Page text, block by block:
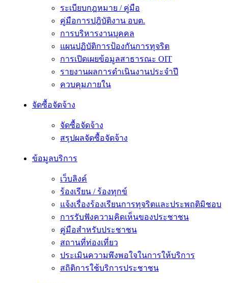
ระเบียบกฎหมาย / คู่มือ
คู่มือการปฎิบัติงาน อบต.
การบริหารงานบุคคล
แผนปฏิบัติการป้องกันการทุจริต
การเปิดเผยข้อมูลสาธารณะ OIT
รายงานผลการดำเนินงานประจำปี
ควบคุมภายใน
จัดซื้อจัดจ้าง
จัดซื้อจัดจ้าง
สรุปผลจัดซื้อจัดจ้าง
ข้อมูลบริการ
เว็บลิงค์
ร้องเรียน / ร้องทุกข์
แจ้งเรื่องร้องเรียนการทุจริตและประพฤติมิชอบ
การรับฟังความคิดเห็นของประชาชน
คู่มือสำหรับประชาชน
สถานที่ท่องเที่ยว
ประเมินความพึงพอใจในการให้บริการ
สถิติการใช้บริการประชาชน